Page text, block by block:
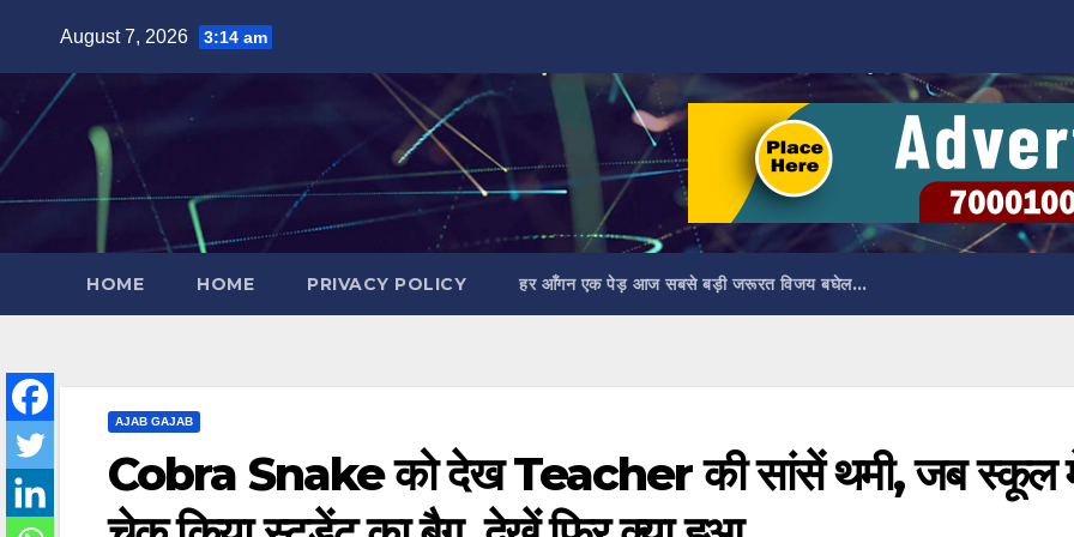
content
August 7, 2026 3:14 am
HOME HOME PRIVACY POLICY हर आँगन एक पेड़ आज सबसे बड़ी जरूरत विजय बघेल…
AJAB GAJAB
Cobra Snake को देख Teacher की सांसें थमी, जब स्कूल